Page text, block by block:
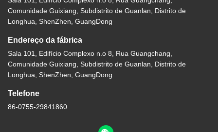
Comunidade Guixiang, Subdistrito de Guanlan, Distrito de
Longhua, ShenZhen, GuangDong
Endereço da fábrica
Sala 101, Edifício Complexo n.o 8, Rua Guangchang,
Comunidade Guixiang, Subdistrito de Guanlan, Distrito de
Longhua, ShenZhen, GuangDong
Telefone
86-0755-29841860